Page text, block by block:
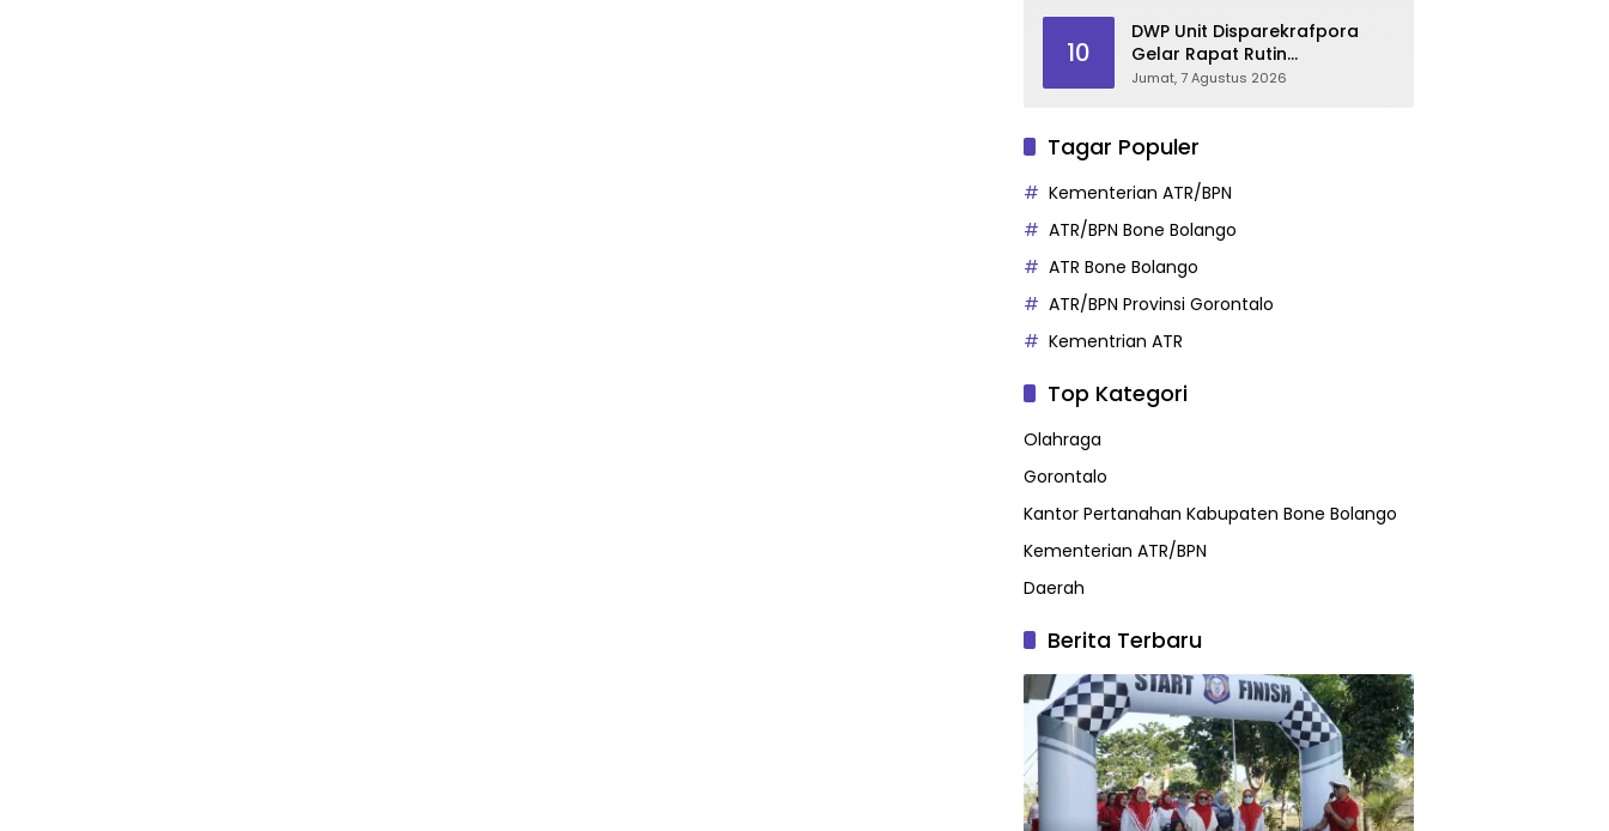
Deprov
10
DWP Unit Disparekrafpora
Gelar Rapat Rutin
Dirangkaikan Edukasi
Jumat, 7 Agustus 2026
Tagar Populer
Kementerian ATR/BPN
ATR/BPN Bone Bolango
ATR Bone Bolango
ATR/BPN Provinsi Gorontalo
Kementrian ATR
Top Kategori
Olahraga
Gorontalo
Kantor Pertanahan Kabupaten Bone Bolango
Kementerian ATR/BPN
Daerah
Berita Terbaru